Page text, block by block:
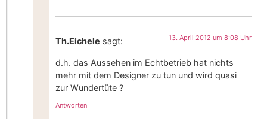
Th.Eichele sagt: 13. April 2012 um 8:08 Uhr
d.h. das Aussehen im Echtbetrieb hat nichts
mehr mit dem Designer zu tun und wird quasi
zur Wundertüte ?
Antworten